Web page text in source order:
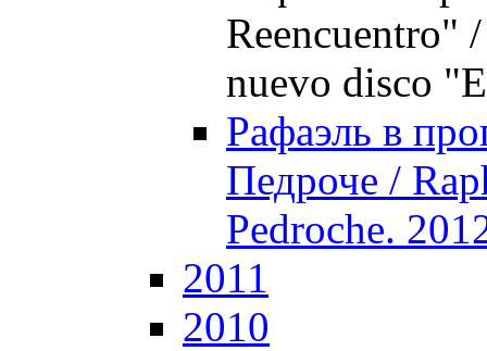
Reencuentro"
nuevo disco
Рафаэль в
Педроче /
Pedroche.
2011
2010